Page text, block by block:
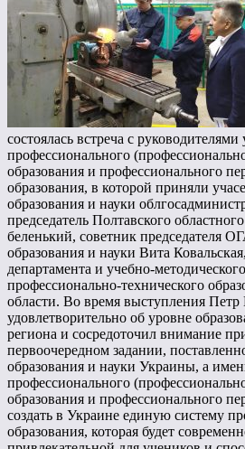
состоялась встреча с
профессионального
образования и профессионального
образования, в которой приняли
образования и науки
председатель Полтавского
беленький, советник председателя
образования и науки Вита
департамента и учебно-
профессионально-технического
области. Во время выступления Петр
удовлетворительно об уровне
региона и сосредоточил внимание
первоочередном задании,
образования и науки Украины, а
профессионального
образования и профессионального
создать в Украине единую систему
образования, которая будет